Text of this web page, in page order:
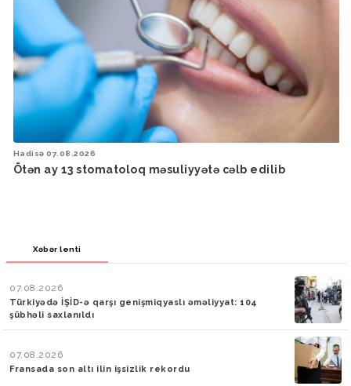
Hadisə 07.08.2026
Ötən ay 13 stomatoloq məsuliyyətə cəlb edilib
Xəbər lenti
07.08.2026
Türkiyədə İŞİD-ə qarşı genişmiqyaslı əməliyyat: 104
şübhəli saxlanıldı
07.08.2026
Fransada son altı ilin işsizlik rekordu